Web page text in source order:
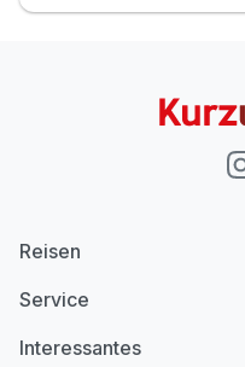
Reisen
Service
Interessantes